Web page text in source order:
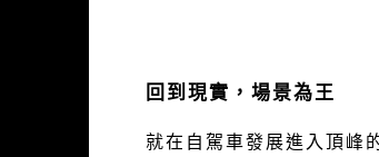
回到現實，場景為王
就在自駕車發展進入頂峰